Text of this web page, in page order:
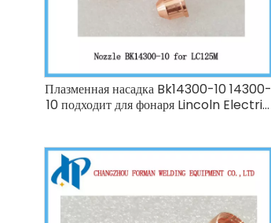
Плазменная насадка Bk14300-10 14300-
10 подходит для фонаря Lincoln Electric